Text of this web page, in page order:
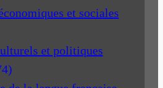
et sociales
et politiques